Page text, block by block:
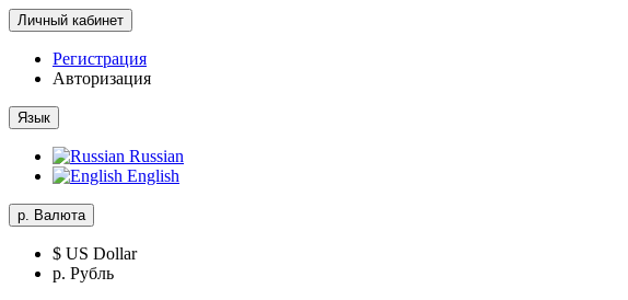
Личный кабинет
Регистрация
Авторизация
Язык
Russian
English
р. Валюта
$ US Dollar
р. Рубль